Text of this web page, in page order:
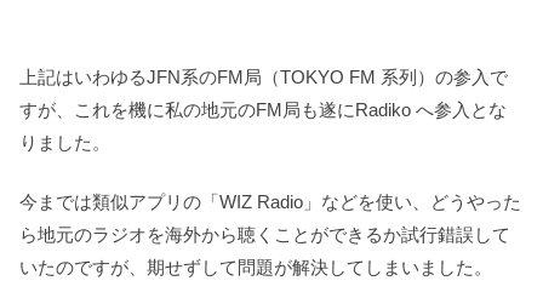
上記はいわゆるJFN系のFM局（TOKYO FM 系列）の参入で
すが、これを機に私の地元のFM局も遂にRadiko へ参入とな
りました。
今までは類似アプリの「WIZ Radio」などを使い、どうやった
ら地元のラジオを海外から聴くことができるか試行錯誤して
いたのですが、期せずして問題が解決してしまいました。